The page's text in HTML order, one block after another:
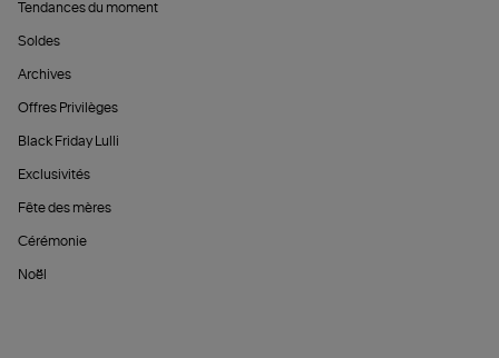
Tendances du moment
Soldes
Archives
Offres Privilèges
Black Friday Lulli
Exclusivités
Fête des mères
Cérémonie
Noël